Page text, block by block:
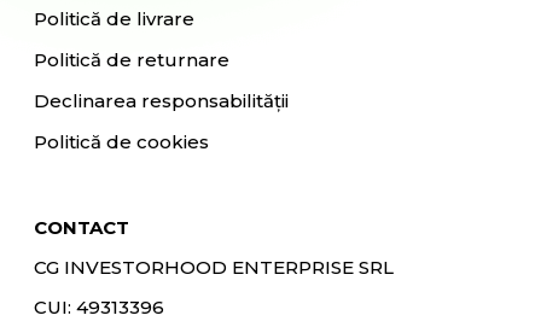
Politică de livrare
Politică de returnare
Declinarea responsabilității
Politică de cookies
CONTACT
CG INVESTORHOOD ENTERPRISE SRL
CUI: 49313396